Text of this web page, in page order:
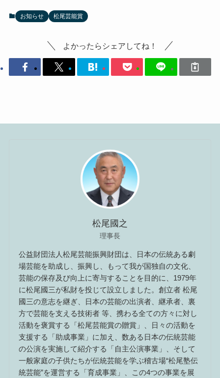
お知らせ 松尾芸能賞
よかったらシェアしてね！
松尾國之
理事長
公益財団法人松尾芸能振興財団は、日本の伝統ある劇
場芸能を助成し、振興し、もって我が国独自の文化、
芸能の保存及び向上に寄与することを目的に、1979年
に松尾國三が私財を投じて設立しました。創立者 松尾
國三の意志を継ぎ、日本の芸能の出演者、継承者、裏
方で芸能を支える技術者 等、携わる全ての方々に対し
活動を褒賞する「松尾芸能賞の贈賞」、日々の活動を
支援する「助成事業」に加え、数ある日本の伝統芸能
の公演を実施して紹介する「自主公演事業」、そして
一般家庭の子供たちが伝統芸能を学ぶ稽古場“松尾塾伝
統芸能”を運営する「育成事業」、この4つの事業を展